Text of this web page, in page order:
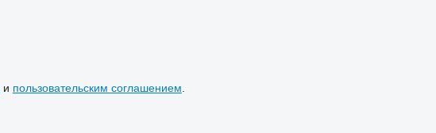
и пользовательским соглашением